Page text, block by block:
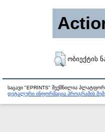
ობიექტის
საცავი "EPRINTS" შექმნილია
დეტალური ინფორმაცია პროგრამის